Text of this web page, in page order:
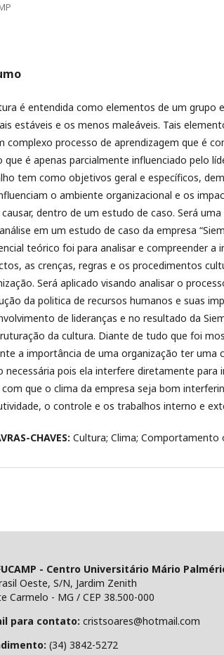
é entendida como elementos de um grupo
estáveis e os menos maleáveis. Tais
complexo processo de aprendizagem que é
que é apenas parcialmente influenciado pelo
tem como objetivos geral e específicos,
o ambiente organizacional e os
dentro de um estudo de caso. Será
em um estudo de caso da empresa
teórico foi para analisar e compreender a
as crenças, regras e os procedimentos
Será aplicado visando analisar o
da politica de recursos humanos e suas
de lideranças e no resultado da
da cultura. Diante de tudo que foi
a importância de uma organização ter uma
necessária pois ela interfere diretamente para
que o clima da empresa seja bom
o controle e os trabalhos interno e
CHAVES: Cultura; Clima; Comportamento
- Centro Universitário Mário
Oeste, S/N, Jardim Zenith
Carmelo - MG / CEP 38.500-000
para contato: cristsoares@hotmail.com
(34) 3842-5272